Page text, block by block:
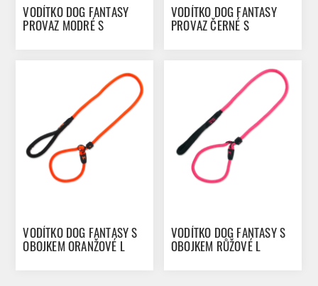
VODÍTKO DOG FANTASY
PROVAZ MODRÉ S
VODÍTKO DOG FANTASY
PROVAZ ČERNÉ S
VODÍTKO DOG FANTASY S
OBOJKEM ORANŽOVÉ L
VODÍTKO DOG FANTASY S
OBOJKEM RŮŽOVÉ L